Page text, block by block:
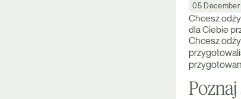
05
Chcesz
dla Ciebie
Chcesz